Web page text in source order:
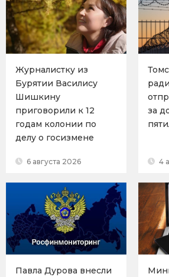
Журналистку из
Бурятии Василису
Шишкину
приговорили к 12
годам колонии по
делу о госизмене
6 августа 2026
за
4
Павла Дурова внесли